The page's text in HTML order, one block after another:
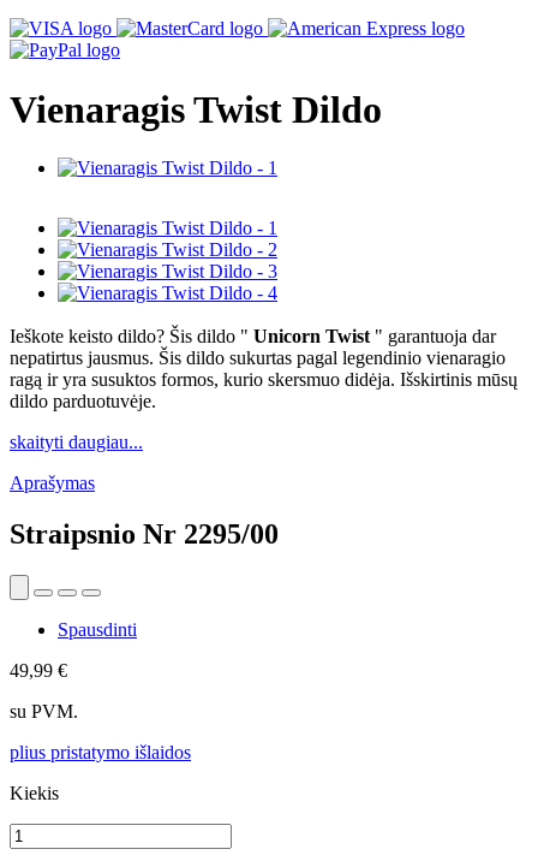
Vienaragis Twist Dildo
Ieškote keisto dildo? Šis dildo " Unicorn Twist " garantuoja dar
nepatirtus jausmus. Šis dildo sukurtas pagal legendinio vienaragio
ragą ir yra susuktos formos, kurio skersmuo didėja. Išskirtinis mūsų
dildo parduotuvėje.
skaityti daugiau...
Aprašymas
Straipsnio Nr 2295/00
Spausdinti
49,99 €
su PVM.
plius pristatymo išlaidos
Kiekis